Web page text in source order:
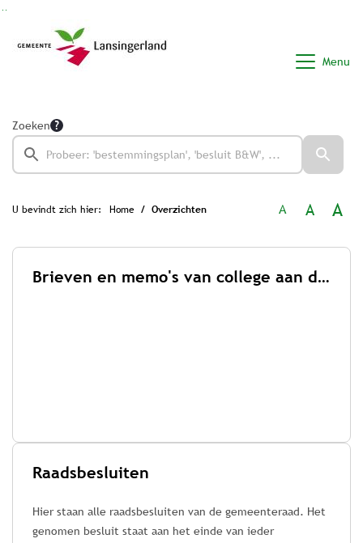
Menu
Zoeken
U bevindt zich hier: Home Overzichten A A A
Brieven en memo's van college aan de raad 2026
Raadsbesluiten
Hier staan alle raadsbesluiten van de gemeenteraad. Het
genomen besluit staat aan het einde van ieder